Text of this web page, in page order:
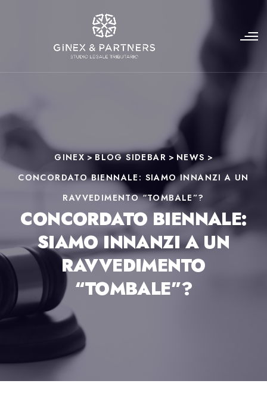
GINEX>BLOG SIDEBAR > NEWS >
CONCORDATO BIENNALE: SIAMO INNANZI A UN
RAVVEDIMENTO “TOMBALE”?
CONCORDATO BIENNALE:
SIAMO INNANZI A UN
RAVVEDIMENTO
“TOMBALE”?